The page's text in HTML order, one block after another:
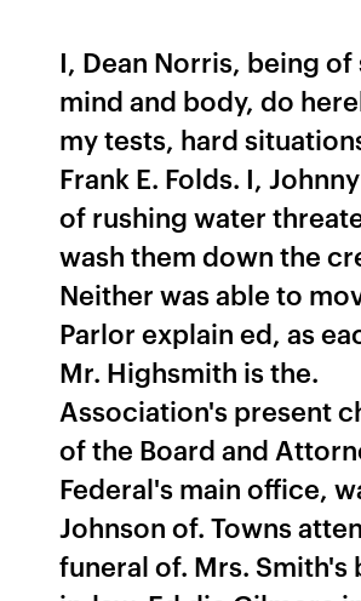
I, Dean Norris, being of
mind and body, do
my tests, hard
Frank E. Folds. I,
of rushing water
wash them down the
Neither was able to
Parlor explain ed, as
Mr. Highsmith is the.
Association's present
of the Board and
Federal's main office,
Johnson of. Towns
funeral of. Mrs. Smith's